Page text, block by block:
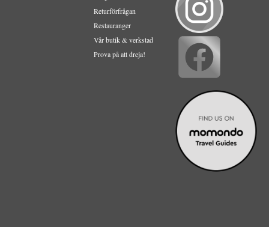
Returförfrågan
Restauranger
Vår butik & verkstad
Prova på att dreja!